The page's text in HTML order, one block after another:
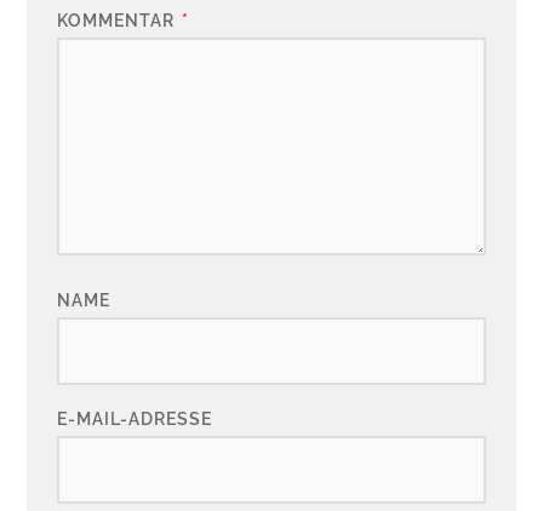
KOMMENTAR *
NAME
E-MAIL-ADRESSE